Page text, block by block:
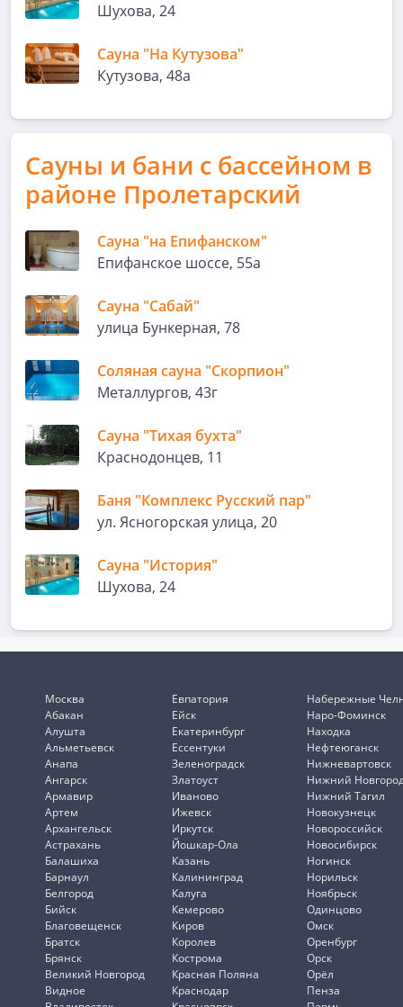
Шухова, 24
Сауна "На Кутузова"
Кутузова, 48а
Сауны и бани с бассейном в
районе Пролетарский
Сауна "на Епифанском"
Епифанское шоссе, 55а
Сауна "Сабай"
улица Бункерная, 78
Соляная сауна "Скорпион"
Металлургов, 43г
Сауна "Тихая бухта"
Краснодонцев, 11
Баня "Комплекс Русский пар"
ул. Ясногорская улица, 20
Сауна "История"
Шухова, 24
Москва
Абакан
Алушта
Альметьевск
Анапа
Ангарск
Армавир
Артем
Архангельск
Астрахань
Балашиха
Барнаул
Белгород
Бийск
Благовещенск
Братск
Брянск
Великий Новгород
Видное
Евпатория
Ейск
Екатеринбург
Ессентуки
Зеленоградск
Златоуст
Иваново
Ижевск
Иркутск
Йошкар-Ола
Казань
Калининград
Калуга
Кемерово
Киров
Королев
Кострома
Красная Поляна
Краснодар
Набережные
Наро-Фоминск
Находка
Нефтеюганск
Нижневартовск
Нижний
Нижний Тагил
Новокузнецк
Новороссийск
Новосибирск
Ногинск
Норильск
Ноябрьск
Одинцово
Омск
Оренбург
Орск
Орёл
Пенза